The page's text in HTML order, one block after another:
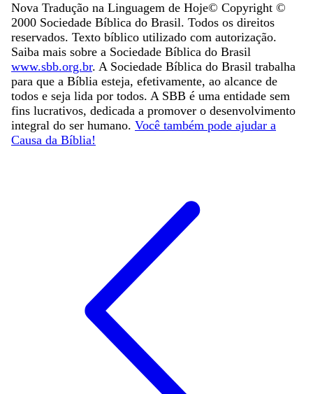
Nova Tradução na Linguagem de Hoje© Copyright ©
2000 Sociedade Bíblica do Brasil. Todos os direitos
reservados. Texto bíblico utilizado com autorização.
Saiba mais sobre a Sociedade Bíblica do Brasil
www.sbb.org.br. A Sociedade Bíblica do Brasil trabalha
para que a Bíblia esteja, efetivamente, ao alcance de
todos e seja lida por todos. A SBB é uma entidade sem
fins lucrativos, dedicada a promover o desenvolvimento
integral do ser humano. Você também pode ajudar a
Causa da Bíblia!